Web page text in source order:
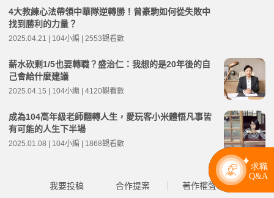
4大教練心法帶領中華隊逆轉勝！曾豪駒如何從失敗中
找到勝利的力量？
2025.04.21 | 104小編 | 2553觀看數
薪水砍剩1/5也要轉職？盛治仁：我想的是20年後的自
己會給什麼建議
2025.04.15 | 104小編 | 4120觀看數
成為104高年級老師翻轉人生，愛玩客小米體悟凡事皆
有可能的人生下半場
2025.01.08 | 104小編 | 1868觀看數
我要投稿 合作提案 著作權聲明